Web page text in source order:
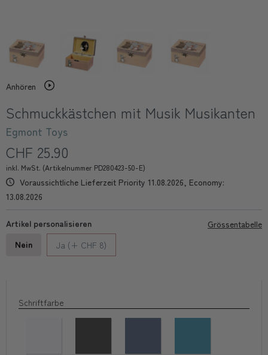
Anhören
Schmuckkästchen mit Musik Musikanten
Egmont Toys
CHF 25.90
inkl. MwSt. (Artikelnummer PD280423-50-E)
Voraussichtliche Lieferzeit Priority 11.08.2026, Economy:
13.08.2026
Grössentabelle
Artikel personalisieren
Nein
Ja (+ CHF 8)
Schriftfarbe